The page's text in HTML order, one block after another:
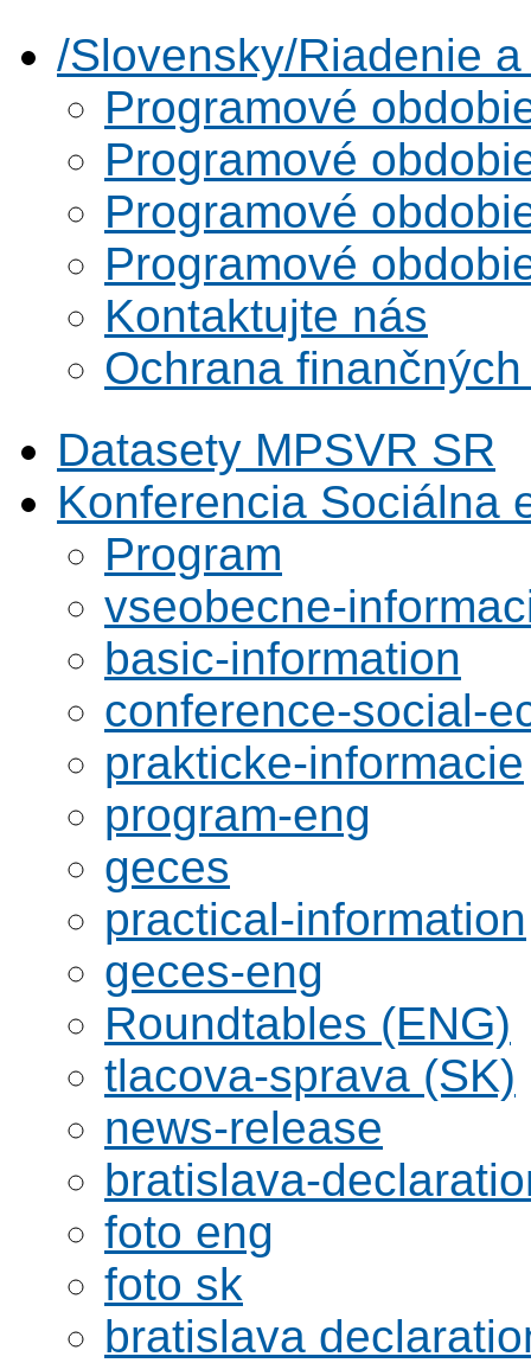
/Slovensky/Riadenie
Programové
Programové
Programové
Programové
Kontaktujte nás
Ochrana
Datasety MPSVR SR
Konferencia Sociálna
Program
vseobecne-
basic-information
conference-social-
prakticke-informacie
program-eng
geces
practical-information
geces-eng
Roundtables (ENG)
tlacova-sprava (SK)
news-release
bratislava-
foto eng
foto sk
bratislava